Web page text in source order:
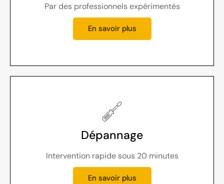
Par des professionnels expérimentés
En savoir plus
Dépannage
Intervention rapide sous 20 minutes
En savoir plus